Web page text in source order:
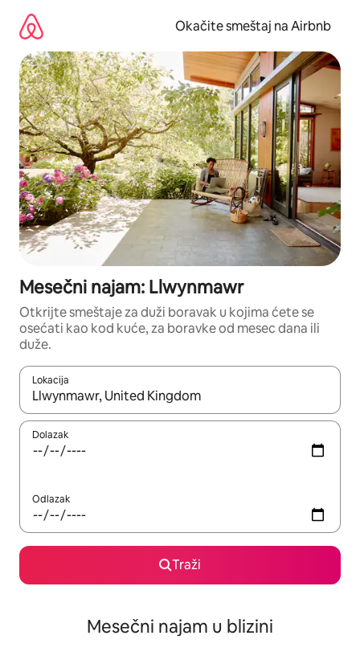
sadržaj
Okačite smeštaj na Airbnb
Mesečni najam: Llwynmawr
Otkrijte smeštaje za duži boravak u kojima ćete se
osećati kao kod kuće, za boravke od mesec dana ili
duže.
Lokacija
Kad su rezultati dostupni, možete da se krećete kroz njih
Dolazak
Odlazak
Traži
Mesečni najam u blizini